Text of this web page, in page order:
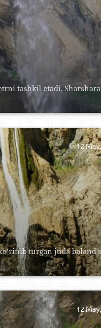
tashkil etadi. Sharshara
turgan juda baland
12
12